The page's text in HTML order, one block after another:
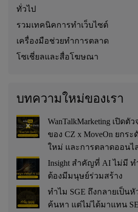
ทั่วไป
รวมเทคนิคการทำเว็บไซต์
เครื่องมือช่วยทำการตลาด
โซเชี่ยลและสื่อโฆษณา
บทความใหม่ของเรา
WanTalkMarketing เปิดตั
ของ CZ x MoveOn ยกร
ใหม่ และการตลาดออนไ
Insight สำคัญที่ AI ไม่มี
ต้องมีมนุษย์ร่วมสร้าง
ทำไม SGE ถึงกลายเป็น
ค้นหา แต่ไม่ได้มาแทน